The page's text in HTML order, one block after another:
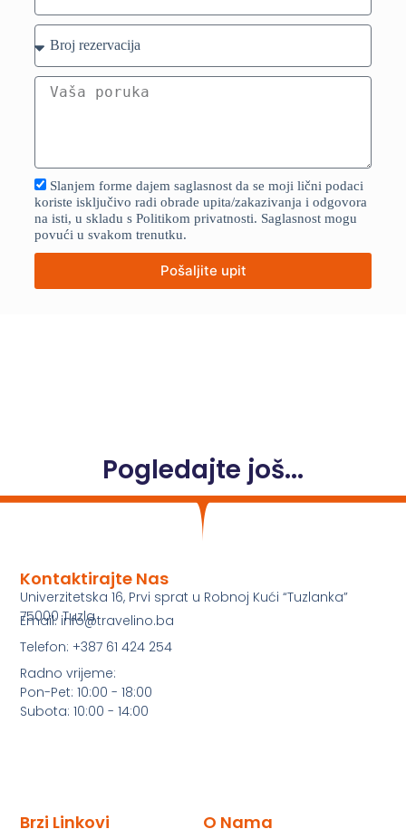
Slanjem forme dajem saglasnost da se moji lični podaci
koriste isključivo radi obrade upita/zakazivanja i odgovora
na isti, u skladu s Politikom privatnosti. Saglasnost mogu
povući u svakom trenutku.
Pošaljite upit
Pogledajte još...
O Nama
Brzi Linkovi
Kontaktirajte Nas
Univerzitetska 16, Prvi sprat u Robnoj Kući “Tuzlanka”
75000 Tuzla
Email: info@travelino.ba
Telefon: +387 61 424 254
Radno vrijeme:
Pon-Pet: 10:00 - 18:00
Subota: 10:00 - 14:00